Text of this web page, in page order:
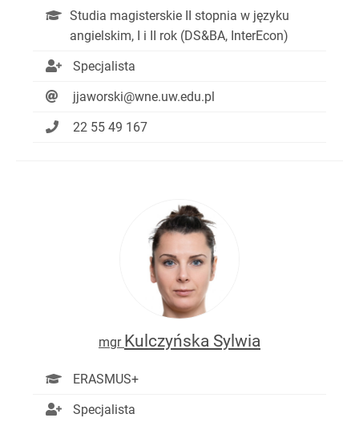
Studia magisterskie II stopnia w języku
angielskim, I i II rok (DS&BA, InterEcon)
Specjalista
jjaworski@wne.uw.edu.pl
22 55 49 167
mgr Kulczyńska Sylwia
ERASMUS+
Specjalista